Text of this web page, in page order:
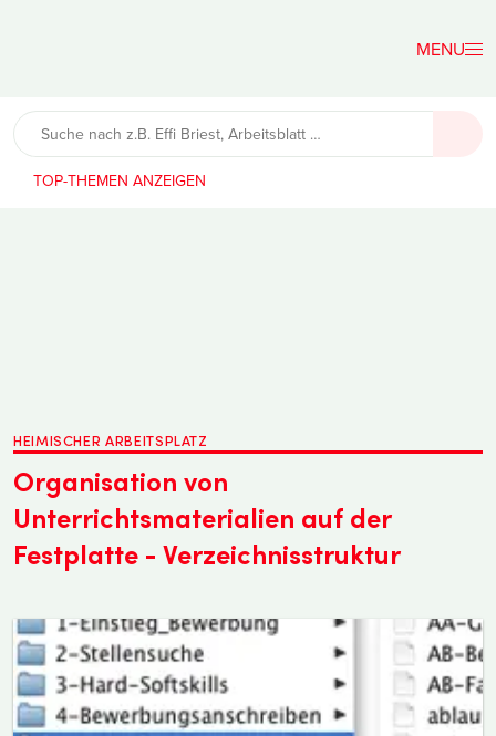
Lehrerfreund
TOP-THEMEN
HEIMISCHER ARBEITSPLATZ
Organisation von
Unterrichtsmaterialien auf der
Festplatte - Verzeichnisstruktur